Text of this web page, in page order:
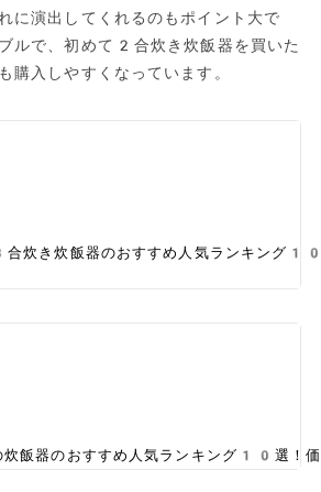
に演出してくれるのもポイント大で
ルで、初めて2合炊き炊飯器を買いた
購入しやすくなっています。
合炊き炊飯器のおすすめ人気ランキング
炊飯器のおすすめ人気ランキング10選！